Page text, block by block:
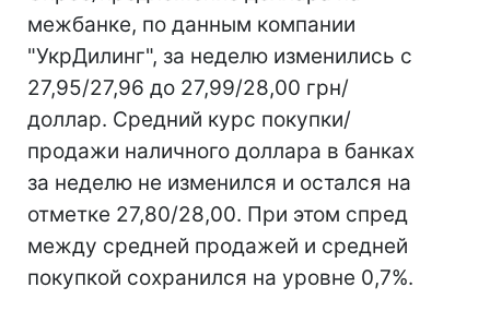
межбанке, по данным компании
"УкрДилинг", за неделю изменились с
27,95/27,96 до 27,99/28,00 грн/
доллар. Средний курс покупки/
продажи наличного доллара в банках
за неделю не изменился и остался на
отметке 27,80/28,00. При этом спред
между средней продажей и средней
покупкой сохранился на уровне 0,7%.